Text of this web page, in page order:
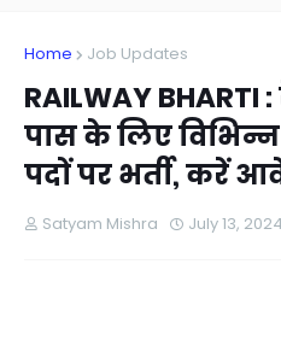
Home Job Updates
RAILWAY BHARTI
पास के लिए
पदों पर भर्ती, करें
Satyam Mishra July 13, 2024